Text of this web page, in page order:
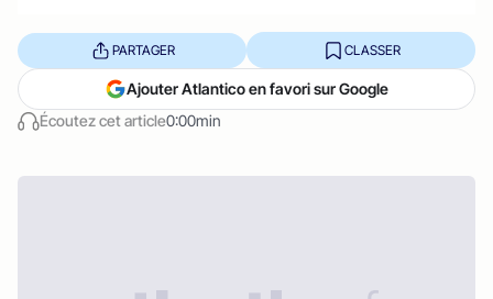
Écoutez cet article0:00min
PARTAGER CLASSER
Ajouter Atlantico en favori sur Google